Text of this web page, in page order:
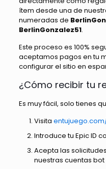
ítem desde una de
numeradas de
BerlinGonzalez51.
Este proceso es 100%
aceptamos pagos en tu
configurar el sitio en
¿Cómo recibir tu
Es muy fácil, solo tienes
Visita
Introduce tu Epic ID
Acepta las
nuestras cuentas bot